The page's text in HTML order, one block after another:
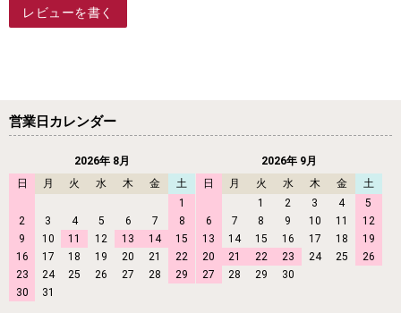
レビューを書く
営業日カレンダー
2026年 8月
日
月 火 水 木 金
土
1
2
3 4 5 6 7
8
9
10 11 12 13 14
15
16
17 18 19 20 21
22
23
24 25 26 27 28
29
30
31
2026年 9月
日
月 火 水 木 金
土
1
2 3 4
5
6
7 8 9 10 11
12
13
14 15 16 17 18
19
20
21 22 23 24 25
26
27
28 29 30